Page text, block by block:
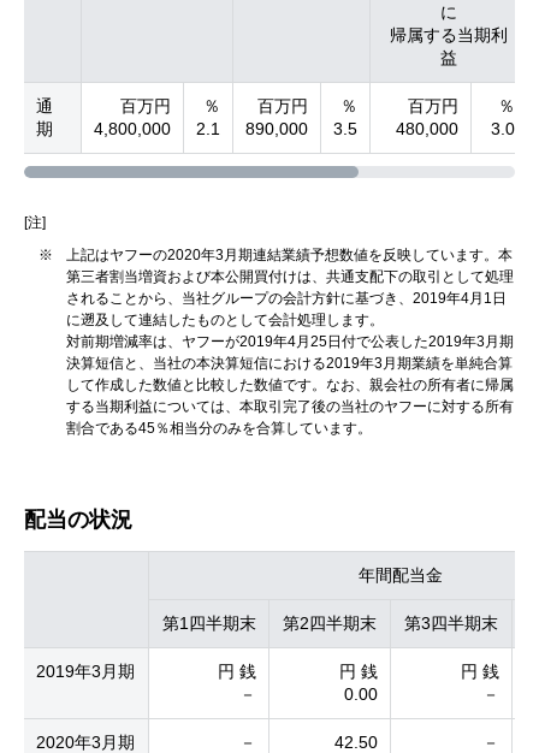
に
帰属する当期利
益
通
期
百万円
4,800,000
％
2.1
百万円
890,000
％
3.5
百万円
480,000
％
3.0
[注]
※
上記はヤフーの2020年3月期連結業績予想数値を反映しています。本
第三者割当増資および本公開買付けは、共通支配下の取引として処理
されることから、当社グループの会計方針に基づき、2019年4月1日
に遡及して連結したものとして会計処理します。
対前期増減率は、ヤフーが2019年4月25日付で公表した2019年3月期
決算短信と、当社の本決算短信における2019年3月期業績を単純合算
して作成した数値と比較した数値です。なお、親会社の所有者に帰属
する当期利益については、本取引完了後の当社のヤフーに対する所有
割合である45％相当分のみを合算しています。
配当の状況
年間配当金
第1四半期末 第2四半期末 第3四半期末
2019年3月期
円 銭
－
円 銭
0.00
円 銭
－
2020年3月期
－ 42.50 －